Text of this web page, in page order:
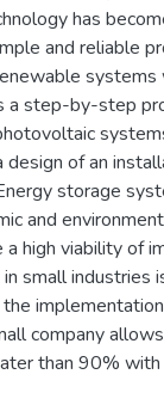
has
and reliable
systems
a step-by-step
of an
storage
and
a high viability of
small industries
company
than 90%